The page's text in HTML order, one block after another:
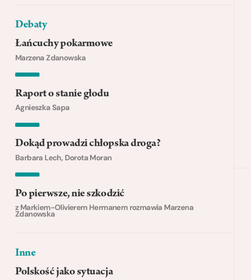
Debaty
Łańcuchy pokarmowe
Marzena Zdanowska
Raport o stanie głodu
Agnieszka Sapa
Dokąd prowadzi chłopska droga?
Barbara Lech, Dorota Moran
Po pierwsze, nie szkodzić
z Markiem-Olivierem Hermanem rozmawia Marzena
Zdanowska
Inne
Polskość jako sytuacja